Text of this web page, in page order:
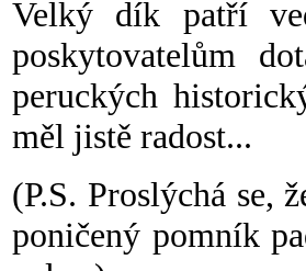
Velký dík patří
poskytovatelům
peruckých
měl jistě radost...
(P.S. Proslýchá se,
poničený pomník